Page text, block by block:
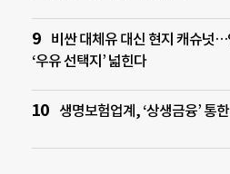
비싼 대체유 대신 현지 캐슈넛…
‘우유 선택지’ 넓힌다
생명보험업계, ‘상생금융’ 통